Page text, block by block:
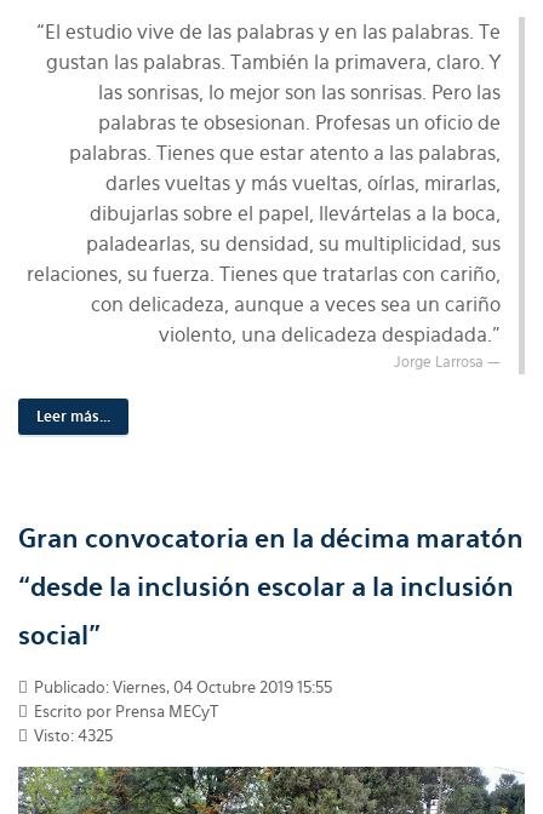
“El estudio vive de las palabras y en las palabras. Te
gustan las palabras. También la primavera, claro. Y
las sonrisas, lo mejor son las sonrisas. Pero las
palabras te obsesionan. Profesas un oficio de
palabras. Tienes que estar atento a las palabras,
darles vueltas y más vueltas, oírlas, mirarlas,
dibujarlas sobre el papel, llevártelas a la boca,
paladearlas, su densidad, su multiplicidad, sus
relaciones, su fuerza. Tienes que tratarlas con cariño,
con delicadeza, aunque a veces sea un cariño
violento, una delicadeza despiadada.”
Jorge Larrosa
Leer más...
Gran convocatoria en la décima maratón
“desde la inclusión escolar a la inclusión
social”
Publicado: Viernes, 04 Octubre 2019 15:55
Escrito por Prensa MECyT
Visto: 4325